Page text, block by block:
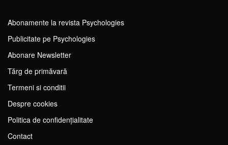
Abonamente la revista Psychologies
Publicitate pe Psychologies
Abonare Newsletter
Tărg de primăvară
Termeni si conditii
Despre cookies
Politica de confidențialitate
Contact